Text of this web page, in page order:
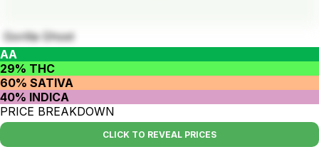
Gorilla Ghost
AA
29% THC
60% SATIVA
40% INDICA
PRICE BREAKDOWN
CLICK TO REVEAL PRICES